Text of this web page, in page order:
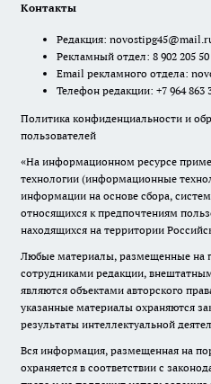
Контакты
Редакция:
Рекламный отдел: 8 902 205 50
Email рекламного отдела:
Телефон редакции: +7 964 863
Политика конфиденциальности и
пользователей
«На информационном ресурсе
технологии (информационные
информации на основе сбора,
относящихся к предпочтениям
находящихся на территории
Любые материалы, размещенные на
сотрудниками редакции,
являются объектами авторского
указанные материалы охраняются
результаты интеллектуальной
Вся информация, размещенная на
охраняется в соответствии с